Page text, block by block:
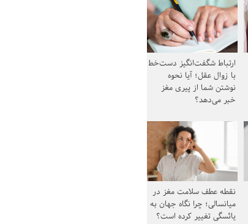
ارتباط شگفت‌انگیز دست‌خط
با زوال عقل؛ آیا نحوه
نوشتن شما از پیری مغز
خبر می‌دهد؟
نقطه عطف سلامت مغز در
میانسالی؛ چرا نگاه جهان به
یائسگی تغییر کرده است؟